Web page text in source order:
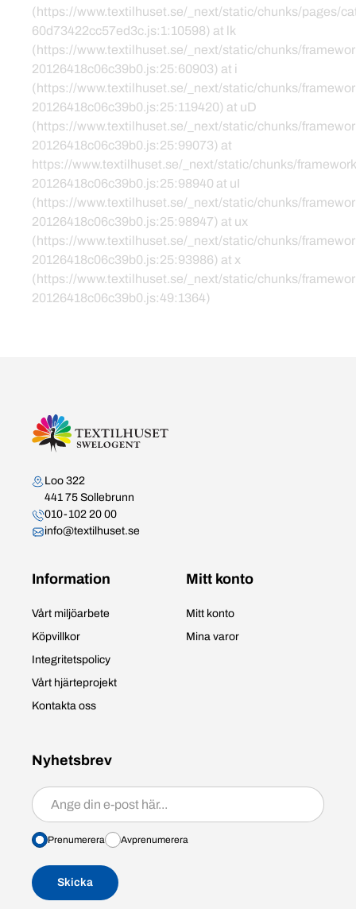
(https://www.textilhuset.se/_next/static/chunks/pages/
60d73422cc57ed3c.js:1:10598) at lk
(https://www.textilhuset.se/_next/static/chunks/
20126418c06c39b0.js:25:60903) at i
(https://www.textilhuset.se/_next/static/chunks/
20126418c06c39b0.js:25:119420) at uD
(https://www.textilhuset.se/_next/static/chunks/
20126418c06c39b0.js:25:99073) at
https://www.textilhuset.se/_next/static/chunks/
20126418c06c39b0.js:25:98940 at uI
(https://www.textilhuset.se/_next/static/chunks/
20126418c06c39b0.js:25:98947) at ux
(https://www.textilhuset.se/_next/static/chunks/
20126418c06c39b0.js:25:93986) at x
(https://www.textilhuset.se/_next/static/chunks/
20126418c06c39b0.js:49:1364)
Kontakta oss
Loo 322
441 75 Sollebrunn
010-102 20 00
info@textilhuset.se
Information
Vårt miljöarbete
Köpvillkor
Integritetspolicy
Vårt hjärteprojekt
Kontakta oss
Mitt konto
Mitt konto
Mina varor
Nyhetsbrev
Prenumerera/avprenumerera
Prenumerera Avprenumerera
Skicka